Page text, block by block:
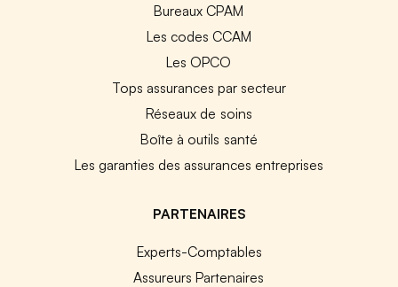
Bureaux CPAM
Les codes CCAM
Les OPCO
Tops assurances par secteur
Réseaux de soins
Boîte à outils santé
Les garanties des assurances entreprises
PARTENAIRES
Experts-Comptables
Assureurs Partenaires